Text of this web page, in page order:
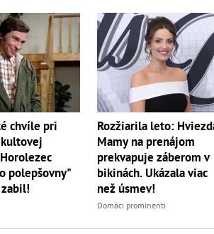
chvíle pri
polepšovny"
Rozžiarila leto:
Mamy na prenájom
prekvapuje záberom v
bikinách. Ukázala viac
než úsmev!
Domáci prominenti